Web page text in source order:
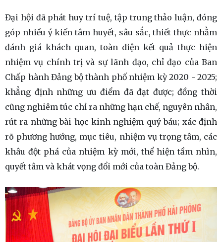
Đại hội đã phát huy trí tuệ, tập trung thảo luận, đóng
góp nhiều ý kiến tâm huyết, sâu sắc, thiết thực nhằm
đánh giá khách quan, toàn diện kết quả thực hiện
nhiệm vụ chính trị và sự lãnh đạo, chỉ đạo của Ban
Chấp hành Đảng bộ thành phố nhiệm kỳ 2020 - 2025;
khẳng định những ưu điểm đã đạt được; đồng thời
cũng nghiêm túc chỉ ra những hạn chế, nguyên nhân,
rút ra những bài học kinh nghiệm quý báu; xác định
rõ phương hướng, mục tiêu, nhiệm vụ trọng tâm, các
khâu đột phá của nhiệm kỳ mới, thể hiện tầm nhìn,
quyết tâm và khát vọng đổi mới của toàn Đảng bộ.